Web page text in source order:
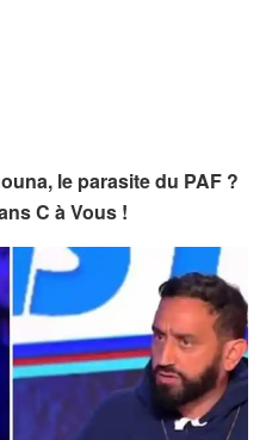
le parasite du PAF ?
C à Vous !